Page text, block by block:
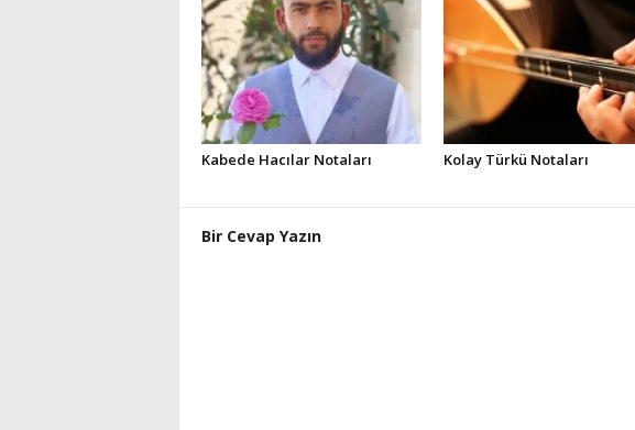
Kabede Hacılar Notaları Kolay Türkü Notaları
Bir Cevap Yazın